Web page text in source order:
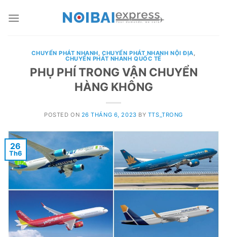
CHUYỂN PHÁT NHANH,CHUYỂN PHÁT NHANH NỘI ĐỊA,
CHUYỂN PHÁT NHANH QUỐC TẾ
PHỤ PHÍ TRONG VẬN CHUYỂN
HÀNG KHÔNG
POSTED ON 26 THÁNG 6, 2023 BY TTS_TRONG
26
Th6